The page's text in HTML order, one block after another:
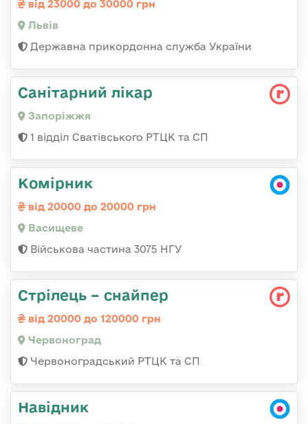
від 23000 до 30000 грн
Львів
Державна прикордонна служба України
Санітарний лікар
Запоріжжя
1 відділ Сватівського РТЦК та СП
Комірник
від 20000 до 20000 грн
Васищеве
Військова частина 3075 НГУ
Стрілець – снайпер
від 20000 до 120000 грн
Червоноград
Червоноградський РТЦК та СП
Навідник